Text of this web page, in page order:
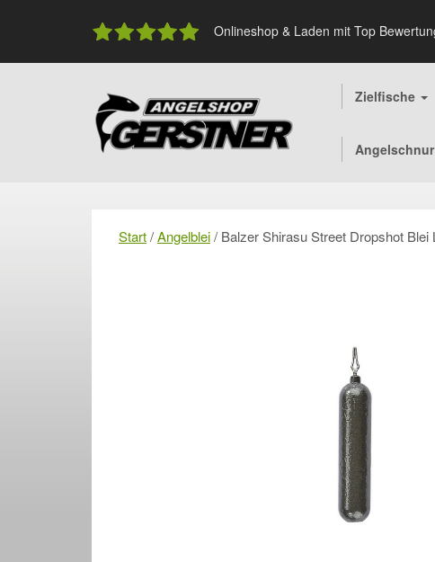
Onlineshop & Laden mit Top
Zielfische
Angelschnur
Start/Angelblei/ Balzer Shirasu Street Dropshot Blei